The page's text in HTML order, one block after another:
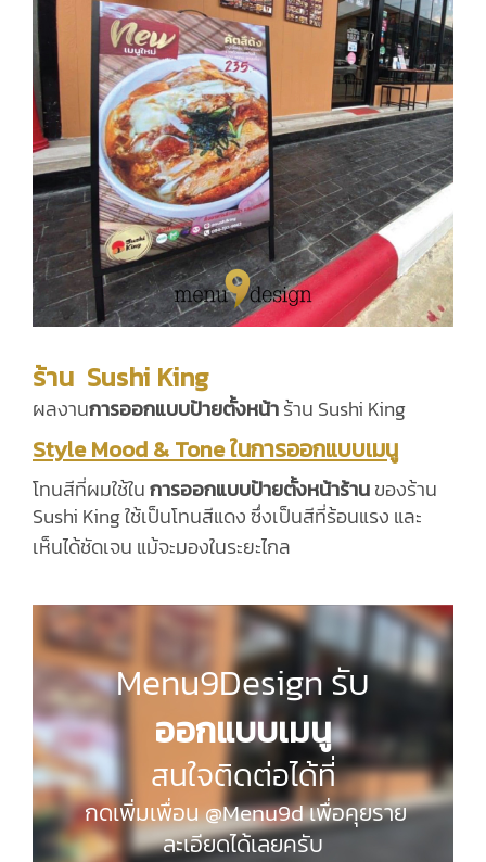
ร้าน Sushi King
ผลงานการออกแบบป้ายตั้งหน้าร้าน Sushi King
Style Mood & Tone ในการออกแบบเมนู
โทนสีที่ผมใช้ในการออกแบบป้ายตั้งหน้าร้านของร้าน
Sushi King ใช้เป็นโทนสีแดง ซึ่งเป็นสีที่ร้อนแรง และ
เห็นได้ชัดเจน แม้จะมองในระยะไกล
Menu9Design รับ
ออกแบบเมนู
สนใจติดต่อได้ที่
กดเพิ่มเพื่อน @Menu9d เพื่อคุยราย
ละเอียดได้เลยครับ